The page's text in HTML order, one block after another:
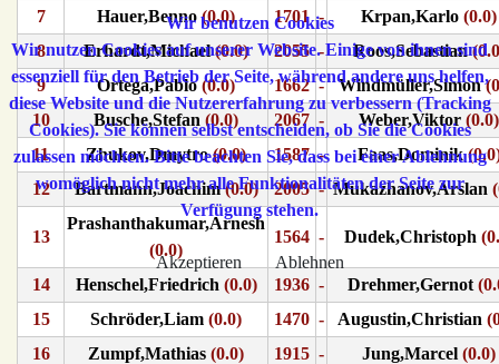
7
Hauer,Benno(0.0) 1701 - Krpan,Karlo (0.0)
8
Erhardt,Michael(0.0) 2055 - Roos,Sebastian
9
Ortega,Pablo(0.0) 1662 - Windmüller,Simon
10
Busche,Stefan (0.0) 2067 - Weber,Viktor (0.0)
11
Zhukov,Dmytro(0.0) 1587 - Faas,Dominik
12
Bartmann,Joachim(0.0) 2005 - Mukazhanov,Arslan
13
Prashanthakumar,Arnesh
(0.0)
1564 - Dudek,Christoph
14 Henschel,Friedrich (0.0) 1936 - Drehmer,Gernot
15
Schröder,Liam (0.0) 1470 - Augustin,Christian
16
Zumpf,Mathias (0.0) 1915 - Jung,Marcel (0.0)
Wir benutzen Cookies
Wir nutzen Cookies auf unserer Website. Einige von ihnen sind
essenziell für den Betrieb der Seite, während andere uns helfen,
diese Website und die Nutzererfahrung zu verbessern (Tracking
Cookies). Sie können selbst entscheiden, ob Sie die Cookies
zulassen möchten. Bitte beachten Sie, dass bei einer Ablehnung
womöglich nicht mehr alle Funktionalitäten der Seite zur
Verfügung stehen.
Akzeptieren Ablehnen